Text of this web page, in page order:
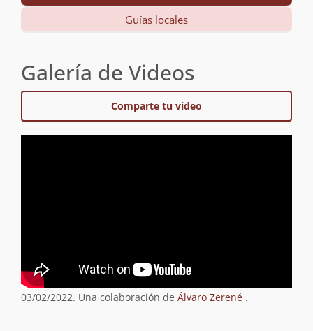
Guías locales
Galería de Videos
Comparte tu video
03/02/2022. Una colaboración de Álvaro Zerené .